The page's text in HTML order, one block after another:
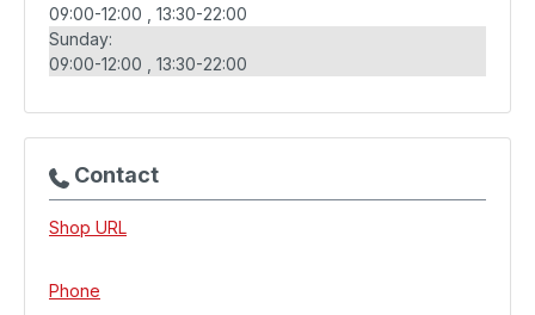
09:00-12:00
13:30-22:00
Sunday:
09:00-12:00
13:30-22:00
Contact
Shop URL
Phone